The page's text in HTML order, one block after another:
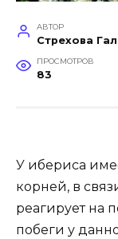
АВТОР
Стрехова
ПРОСМОТРОВ
83
У ибериса
корней, в
реагирует на
побеги у